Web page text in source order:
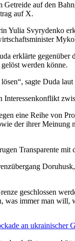
auf den
auf X.
Yulia Svyrydenko
erklärte gegenüber
werden könne.
sagte Duda
Interessenkonflikt
eine Reihe von
der ihrer Meinung
Transparente
geschlossen
was immer man
an ukrainischer